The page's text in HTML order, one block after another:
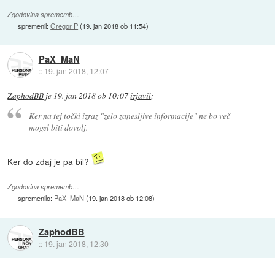
Zgodovina sprememb…
spremenil:Gregor P(19. jan 2018 ob 11:54)
PaX_MaN
:: 19. jan 2018, 12:07
ZaphodBB je 19. jan 2018 ob 10:07izjavil:
Ker na tej točki izraz "zelo zanesljive informacije" ne bo več
mogel biti dovolj.
Ker do zdaj je pa bil?
Zgodovina sprememb…
spremenilo: PaX_MaN(19. jan 2018 ob 12:08)
ZaphodBB
:: 19. jan 2018, 12:30